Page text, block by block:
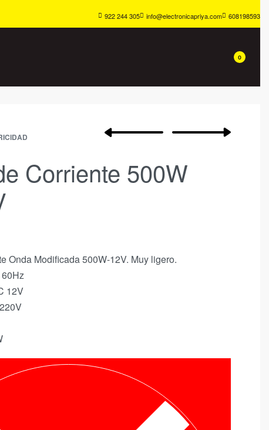
922 244 305 info@electronicapriya.com 608198593
0
Corriente 500W
Onda Modificada 500W-12V. Muy ligero.
12V